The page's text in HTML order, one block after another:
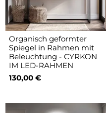
Organisch geformter
Spiegel in Rahmen mit
Beleuchtung - CYRKON
IM LED-RAHMEN
130,00 €